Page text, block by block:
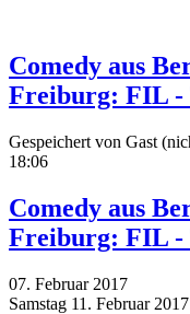
Comedy aus
Freiburg: FIL -
Gespeichert von Gast
18:06
Comedy aus
Freiburg: FIL -
07. Februar 2017
Samstag 11. Februar